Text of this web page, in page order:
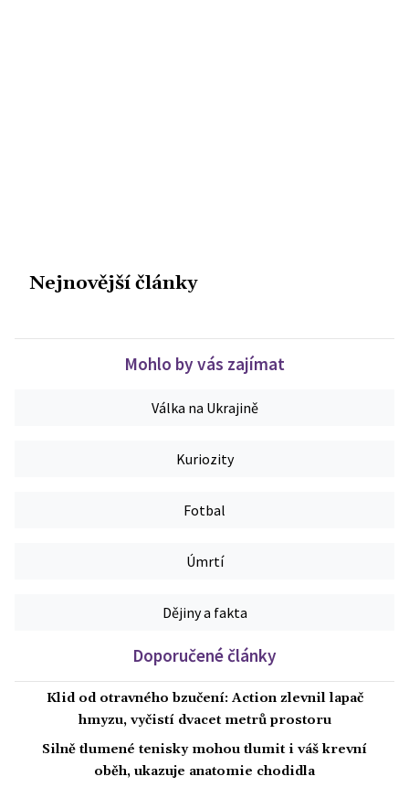
Nejnovější články
Mohlo by vás zajímat
Válka na Ukrajině
Kuriozity
Fotbal
Úmrtí
Dějiny a fakta
Doporučené články
Klid od otravného bzučení: Action zlevnil lapač
hmyzu, vyčistí dvacet metrů prostoru
Silně tlumené tenisky mohou tlumit i váš krevní
oběh, ukazuje anatomie chodidla